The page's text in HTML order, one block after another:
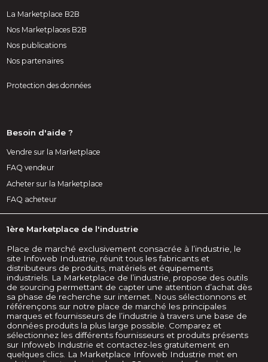
La Marketplace B2B
Nos Marketplaces B2B
Nos publications
Nos partenaires
Protection des données
Besoin d'aide ?
Vendre sur la Marketplace
FAQ vendeur
Acheter sur la Marketplace
FAQ acheteur
1ère Marketplace de l'industrie
Place de marché exclusivement consacrée à l’industrie, le
site Infoweb Industrie, réunit tous les fabricants et
distributeurs de produits, matériels et équipements
industriels. La Marketplace de l’industrie, propose des outils
de sourcing permettant de capter une attention d’achat dès
sa phase de recherche sur internet. Nous sélectionnons et
référençons sur notre place de marché les principales
marques et fournisseurs de l’industrie à travers une base de
données produits la plus large possible. Comparez et
sélectionnez les différents fournisseurs et produits présents
sur Infoweb Industrie et contactez-les gratuitement en
quelques clics. La Marketplace Infoweb Industrie met en